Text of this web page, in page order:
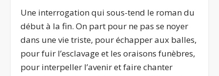
Une interrogation qui sous-tend le roman du
début à la fin. On part pour ne pas se noyer
dans une vie triste, pour échapper aux balles,
pour fuir l’esclavage et les oraisons funèbres,
pour interpeller l’avenir et faire chanter